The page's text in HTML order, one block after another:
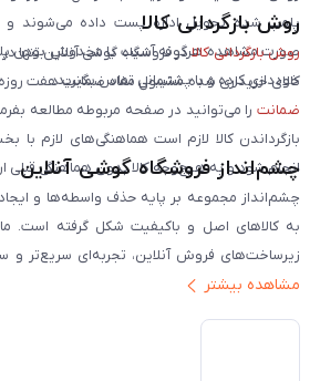
پلمپ شده تحویل اداره پست داده می‌شوند و
صورت مشاهده هرگونه آسیب یا مخدوش بودن
خودداری کرده و با پشتیبانی تماس بگیرید.
روش بازگردانی کالا
روش بازگردانی کالادر فروشگاه گوشی آنلاین تنها
کالای خریداری شده مشمول مفاد ضمانت هفت
ضمانت را می‌توانید در صفحه مربوطه مطالعه
بازگرداندن کالا لازم است هماهنگی‌های لازم
انجام شود و به هیچ‌وجه کالا بدون هماهنگی قبلی
چشم‌انداز فروشگاه گوشی آنلاین
چشم‌انداز مجموعه بر پایه حذف واسطه‌ها و
به کالاهای اصل و باکیفیت شکل گرفته است.
زیرساخت‌های فروش آنلاین، تجربه‌ای سریع‌تر و
ایران ارائه دهیم. تبدیل‌شدن به مرجعی قابل اعتماد
خدمات و به‌روزرسانی مداوم محصولات، مسیر ما
داریم آینده بازار دیجیتال متعلق به
مشاهده بیشتر